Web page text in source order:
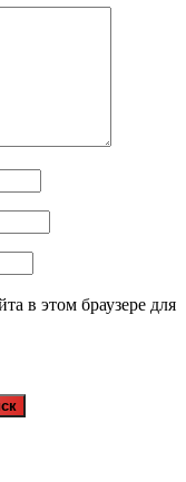
в этом браузере для